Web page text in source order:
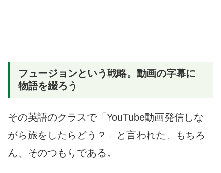
フュージョンという戦略。動画の字幕に
物語を綴ろう
その英語のクラスで「YouTube動画発信しな
がら旅をしたらどう？」と言われた。もちろ
ん、そのつもりである。